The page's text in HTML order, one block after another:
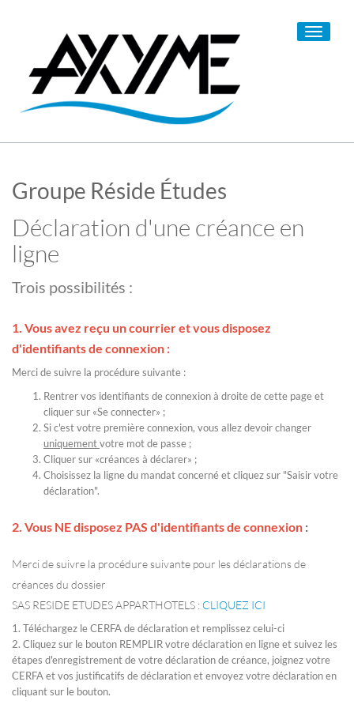
Toggle
Groupe Réside Études
Déclaration d'une créance en
ligne
Trois possibilités :
1. Vous avez reçu un courrier et vous disposez
d'identifiants de connexion :
Merci de suivre la procédure suivante :
Rentrer vos identifiants de connexion à droite de cette page et
cliquer sur «Se connecter» ;
Si c'est votre première connexion, vous allez devoir changer
uniquementvotre mot de passe ;
Cliquer sur «créances à déclarer» ;
Choisissez la ligne du mandat concerné et cliquez sur "Saisir votre
déclaration".
2. Vous NE disposez PAS d'identifiants de connexion :
Merci de suivre la procédure suivante pour les déclarations de
créances du dossier
SAS RESIDE ETUDES APPARTHOTELS : CLIQUEZ ICI
1. Téléchargez le CERFA de déclaration et remplissez celui-ci
2. Cliquez sur le bouton REMPLIR votre déclaration en ligne et suivez les
étapes d'enregistrement de votre déclaration de créance, joignez votre
CERFA et vos justificatifs de déclaration et envoyez votre déclaration en
cliquant sur le bouton.